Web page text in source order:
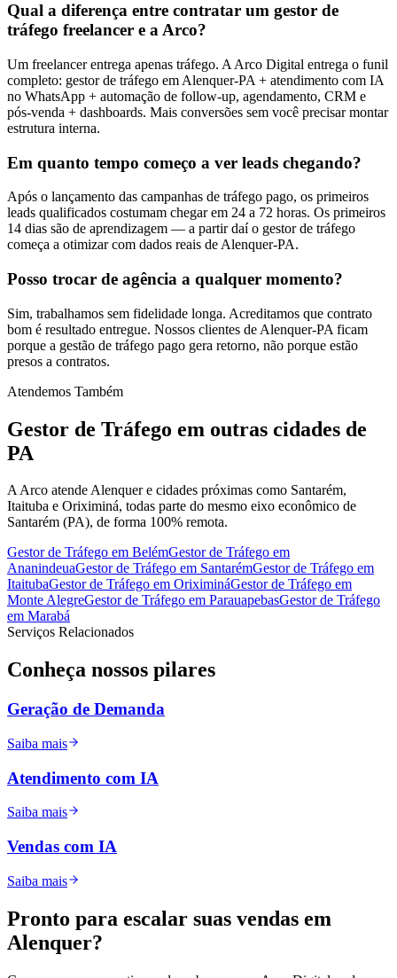
Qual a diferença entre contratar um gestor de
tráfego freelancer e a Arco?
Um freelancer entrega apenas tráfego. A Arco Digital entrega o funil
completo: gestor de tráfego em Alenquer-PA + atendimento com IA
no WhatsApp + automação de follow-up, agendamento, CRM e
pós-venda + dashboards. Mais conversões sem você precisar montar
estrutura interna.
Em quanto tempo começo a ver leads chegando?
Após o lançamento das campanhas de tráfego pago, os primeiros
leads qualificados costumam chegar em 24 a 72 horas. Os primeiros
14 dias são de aprendizagem — a partir daí o gestor de tráfego
começa a otimizar com dados reais de Alenquer-PA.
Posso trocar de agência a qualquer momento?
Sim, trabalhamos sem fidelidade longa. Acreditamos que contrato
bom é resultado entregue. Nossos clientes de Alenquer-PA ficam
porque a gestão de tráfego pago gera retorno, não porque estão
presos a contratos.
Atendemos Também
Gestor de Tráfego em outras cidades de
PA
A Arco atende Alenquer e cidades próximas como Santarém,
Itaituba e Oriximiná, todas parte do mesmo eixo econômico de
Santarém (PA), de forma 100% remota.
Gestor de Tráfego em BelémGestor de Tráfego em
AnanindeuaGestor de Tráfego em SantarémGestor de Tráfego em
ItaitubaGestor de Tráfego em OriximináGestor de Tráfego em
Monte AlegreGestor de Tráfego em ParauapebasGestor de Tráfego
em Marabá
Serviços Relacionados
Conheça nossos pilares
Geração de Demanda
Saiba mais
Atendimento com IA
Saiba mais
Vendas com IA
Saiba mais
Pronto para escalar suas vendas em
Alenquer?